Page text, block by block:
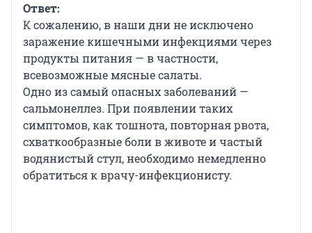
Ответ:
К сожалению, в наши дни не исключено
заражение кишечными инфекциями через
продукты питания — в частности,
всевозможные мясные салаты.
Одно из самый опасных заболеваний —
сальмонеллез. При появлении таких
симптомов, как тошнота, повторная рвота,
схваткообразные боли в животе и частый
водянистый стул, необходимо немедленно
обратиться к врачу-инфекционисту.